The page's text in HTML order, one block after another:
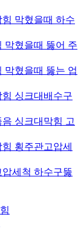
막혔을때 하수
막혔을때 뚫어 주
막혔을때 뚫는 업
싱크대배수구
싱크대막힘 고
횡주관고압세
세척 하수구뚫